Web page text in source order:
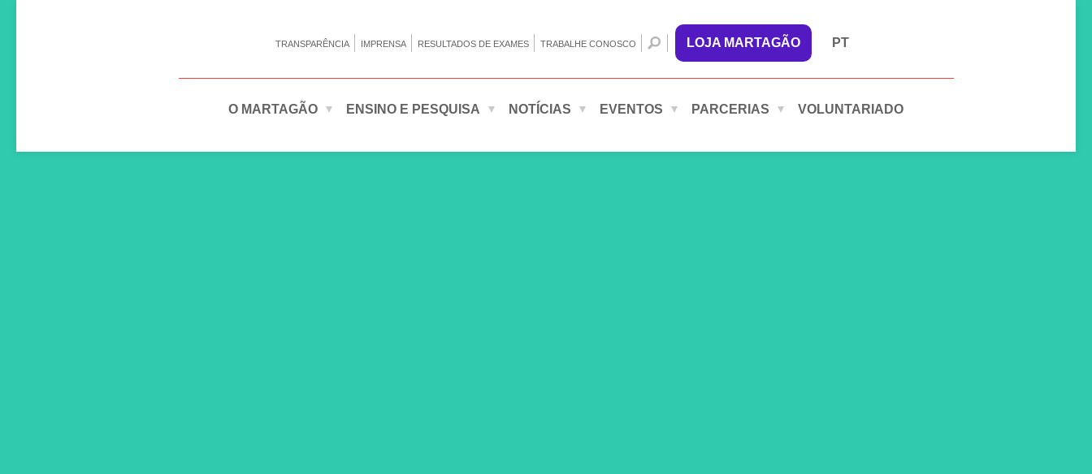
TRANSPARÊNCIA IMPRENSA RESULTADOS DE EXAMES TRABALHE CONOSCO LOJA MARTAGÃO PT
O MARTAGÃO ENSINO E PESQUISA NOTÍCIAS EVENTOS PARCERIAS VOLUNTARIADO